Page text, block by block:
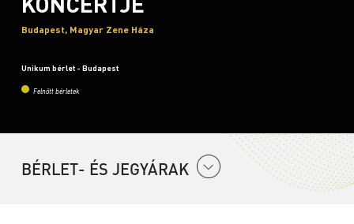
Budapest, Magyar Zene Háza
Unikum bérlet - Budapest
Felnőtt bérletek
BÉRLET- ÉS JEGYÁRAK